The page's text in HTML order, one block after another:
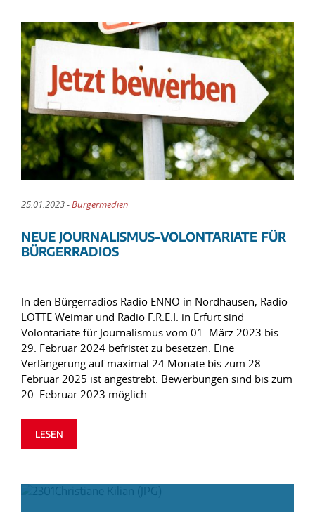
25.01.2023 -Bürgermedien
NEUE JOURNALISMUS-VOLONTARIATE FÜR
BÜRGERRADIOS
In den Bürgerradios Radio ENNO in Nordhausen, Radio
LOTTE Weimar und Radio F.R.E.I. in Erfurt sind
Volontariate für Journalismus vom 01. März 2023 bis
29. Februar 2024 befristet zu besetzen. Eine
Verlängerung auf maximal 24 Monate bis zum 28.
Februar 2025 ist angestrebt. Bewerbungen sind bis zum
20. Februar 2023 möglich.
LESEN